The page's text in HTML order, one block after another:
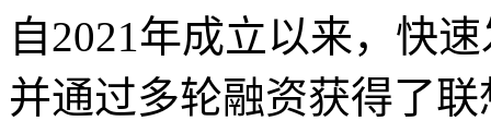
自2021年成立以来，快
并通过多轮融资获得了